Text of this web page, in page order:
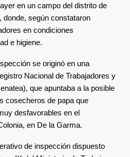
en un campo del distrito de
según constataron
en condiciones
e higiene.
se originó en una
Nacional de Trabajadores y
que apuntaba a la posible
cosecheros de papa que
desfavorables en el
en De la Garma.
de inspección dispuesto